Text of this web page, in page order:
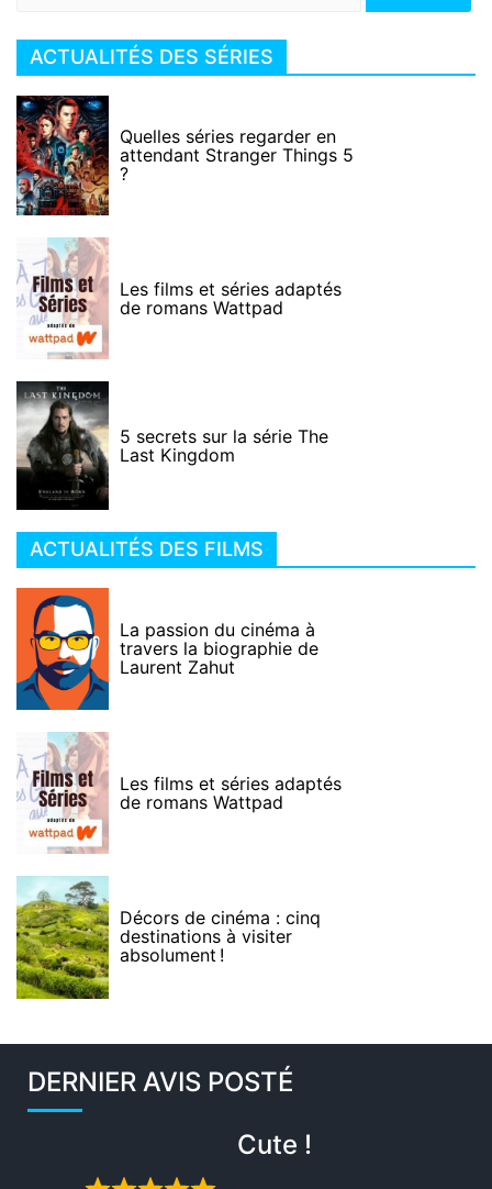
ACTUALITÉS DES SÉRIES
Quelles séries regarder en
attendant Stranger Things 5
?
Les films et séries adaptés
de romans Wattpad
5 secrets sur la série The
Last Kingdom
ACTUALITÉS DES FILMS
La passion du cinéma à
travers la biographie de
Laurent Zahut
Les films et séries adaptés
de romans Wattpad
Décors de cinéma : cinq
destinations à visiter
absolument !
DERNIER AVIS POSTÉ
Cute !